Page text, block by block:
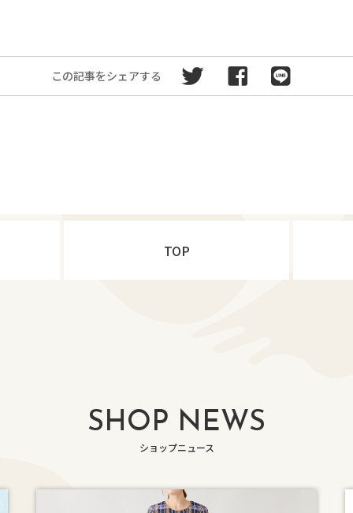
この記事をシェアする
TOP
SHOP NEWS
ショップニュース